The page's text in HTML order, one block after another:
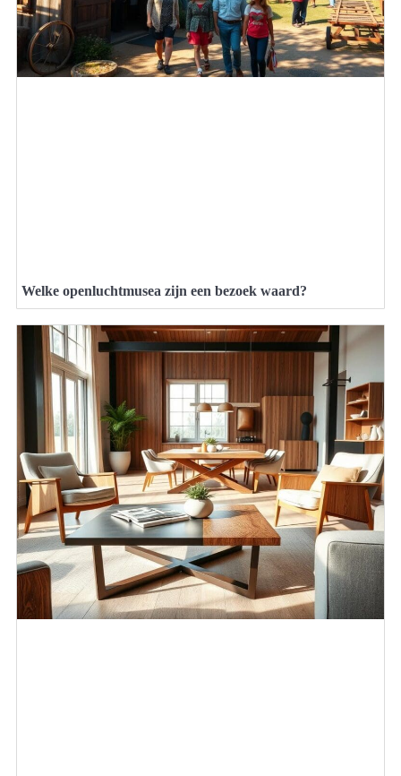
Welke openluchtmusea zijn een bezoek waard?